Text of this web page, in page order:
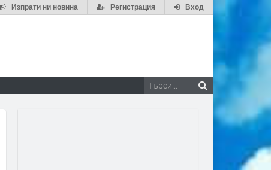
Вход
Регистрация
Изпрати ни новина